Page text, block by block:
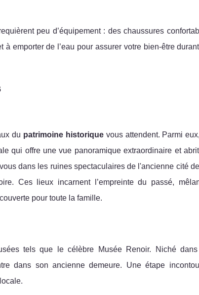
peu d’équipement : des chaussures
emporter de l’eau pour assurer votre bien-être
du patrimoine historiquevous attendent. Parmi
qui offre une vue panoramique extraordinaire et
dans les ruines spectaculaires de l'ancienne cité
Ces lieux incarnent l’empreinte du passé,
pour toute la famille.
tels que le célèbre Musée Renoir. Niché
dans son ancienne demeure. Une étape